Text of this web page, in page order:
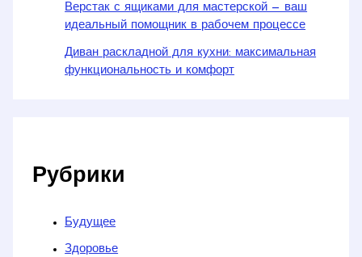
Верстак с ящиками для мастерской — ваш
идеальный помощник в рабочем процессе
Диван раскладной для кухни: максимальная
функциональность и комфорт
Рубрики
Будущее
Здоровье